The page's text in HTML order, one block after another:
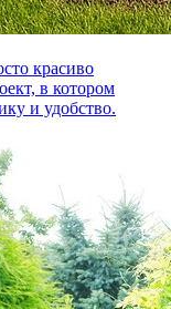
красиво
в котором
и удобство.